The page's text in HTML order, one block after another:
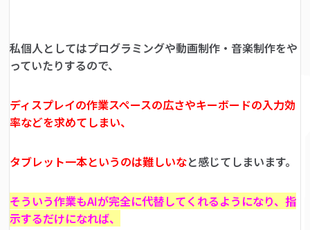
私個人としてはプログラミングや動画制作・音楽制作をや
っていたりするので、
ディスプレイの作業スペースの広さやキーボードの入力効
率などを求めてしまい、
タブレット一本というのは難しいなと感じてしまいます。
そういう作業もAIが完全に代替してくれるようになり、指
示するだけになれば、